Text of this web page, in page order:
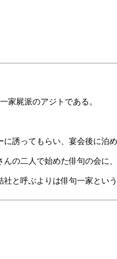
家屍派のアジトである。
誘ってもらい、宴会後に泊
の二人で始めた俳句の会に
と呼ぶよりは俳句一家とい